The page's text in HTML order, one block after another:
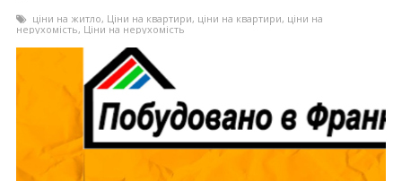
ціни на житло, Ціни на квартири, ціни на квартири, ціни на
нерухомість, Ціни на нерухомість